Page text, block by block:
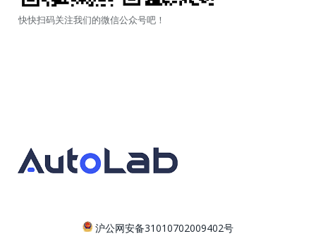
快快扫码关注我们的微信公众号吧！
沪公网安备31010702009402号